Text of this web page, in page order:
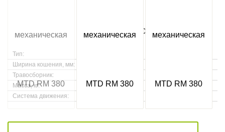
11ARC-600
Тип:
Ширина кошения, мм:
Травосборник:
Масса, кг:
9
Система движения: